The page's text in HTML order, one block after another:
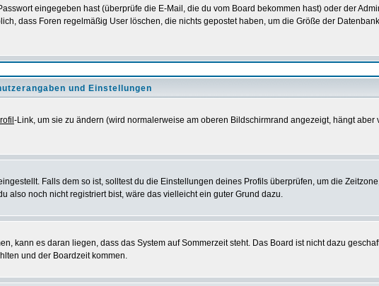
eingegeben hast (überprüfe die E-Mail, die du vom Board bekommen hast) oder der
dass Foren regelmäßig User löschen, die nichts gepostet haben, um die Größe der
und Einstellungen
-Link, um sie zu ändern (wird normalerweise am oberen Bildschirmrand angezeigt, hängt aber
Falls dem so ist, solltest du die Einstellungen deines Profils überprüfen, um die
also noch nicht registriert bist, wäre das vielleicht ein guter Grund dazu.
kann es daran liegen, dass das System auf Sommerzeit steht. Das Board ist nicht dazu
und der Boardzeit kommen.